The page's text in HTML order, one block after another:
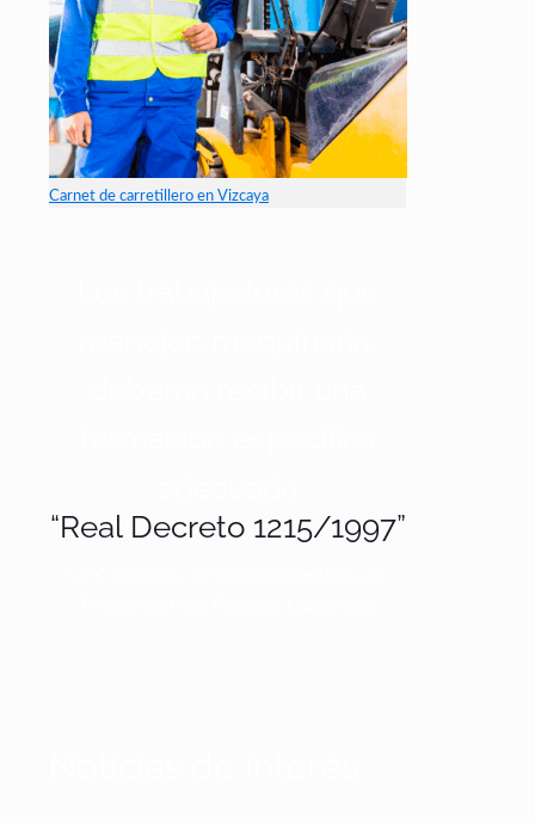
Carnet de carretillero en Vizcaya
“Real Decreto 1215/1997”